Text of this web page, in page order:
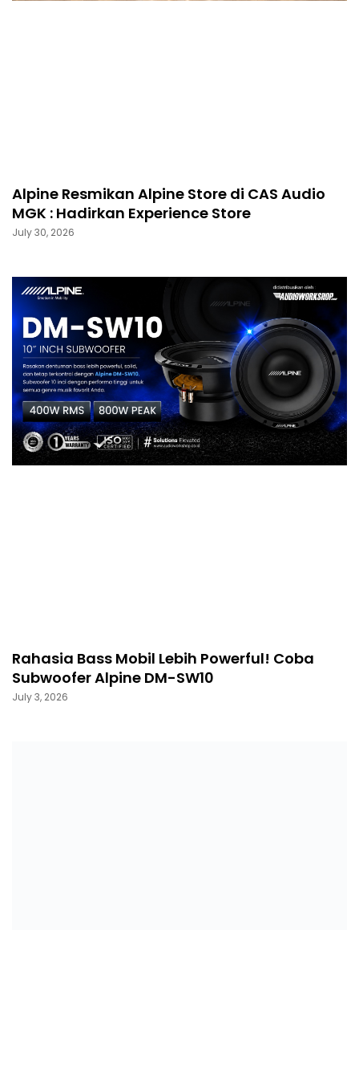
Alpine Resmikan Alpine Store di CAS Audio
MGK : Hadirkan Experience Store
July 30, 2026
Rahasia Bass Mobil Lebih Powerful! Coba
Subwoofer Alpine DM-SW10
July 3, 2026